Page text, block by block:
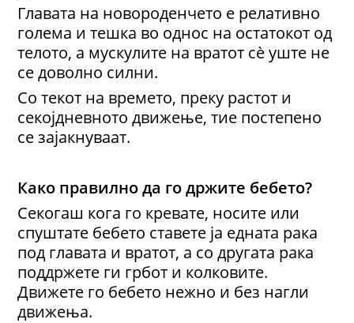
Главата на новороденчето е релативно
голема и тешка во однос на остатокот од
телото, а мускулите на вратот сè уште не
се доволно силни.
Со текот на времето, преку растот и
секојдневното движење, тие постепено
се зајакнуваат.
Како правилно да го држите бебето?
Секогаш кога го кревате, носите или
спуштате бебето ставете ја едната рака
под главата и вратот, а со другата рака
поддржете ги грбот и колковите.
Движете го бебето нежно и без нагли
движења.